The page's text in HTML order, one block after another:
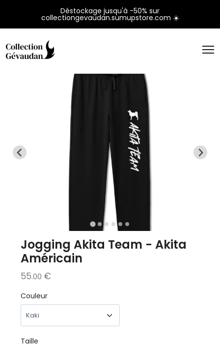
Déstockage jusqu'à -50% sur
collectiongevaudan.sumupstore.com ☀️
Jogging Akita Team - Akita
Américain
55.00 €
Couleur
Taille
Panneau de gestion des cookies